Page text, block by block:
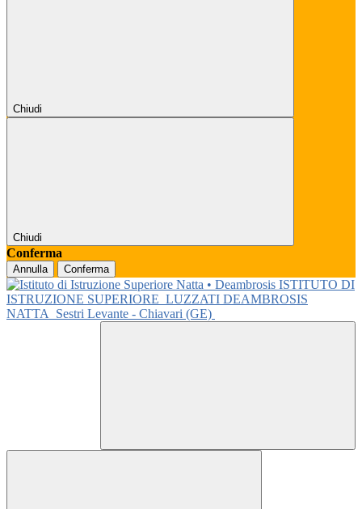
Chiudi
Chiudi
Conferma
Annulla Conferma
ISTITUTO DI
ISTRUZIONE SUPERIORE LUZZATI DEAMBROSIS
NATTA
Sestri Levante - Chiavari (GE)